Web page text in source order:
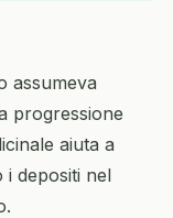
assumeva
progressione
aiuta a
i depositi nel